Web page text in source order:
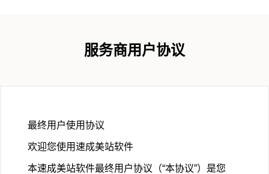
服务商用户协议
最终用户使用协议
欢迎您使用速成美站软件
本速成美站软件最终用户协议（“本协议”）是您